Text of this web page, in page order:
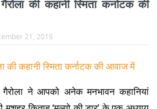
की कहानी स्मिता कर्नाटक की
21, 2019
गैरोला ने आपको अनेक मनभावन कहानियां